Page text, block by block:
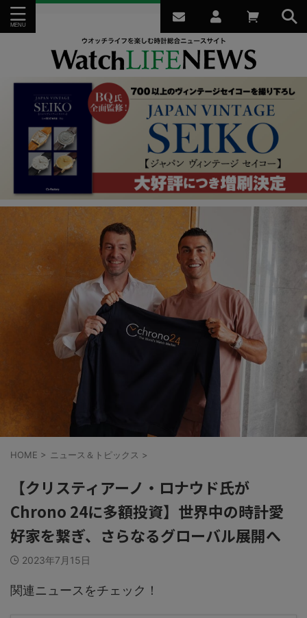
HOME > ニュース＆トピックス >
【クリスティアーノ・ロナウド氏が
Chrono 24に多額投資】世界中の時計愛
好家を繋ぎ、さらなるグローバル展開へ
2023年7月15日
関連ニュースをチェック！